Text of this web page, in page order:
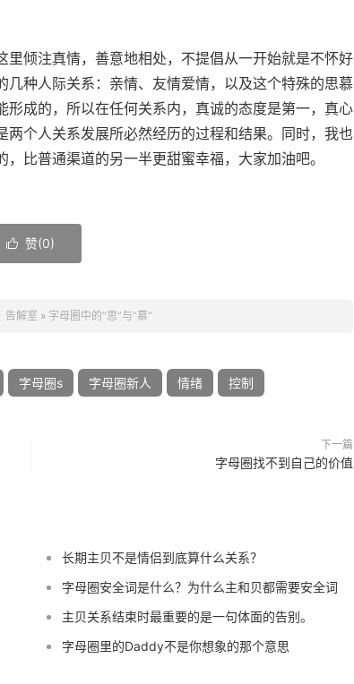
倾注真情，善意地相处，不提倡从一开始就是不怀好
种人际关系：亲情、友情爱情，以及这个特殊的思慕
成的，所以在任何关系内，真诚的态度是第一，真心
个人关系发展所必然经历的过程和结果。同时，我也
比普通渠道的另一半更甜蜜幸福，大家加油吧。
 赞(0)
告解室 » 字母圈中的“思”与”慕”
字母圈s 字母圈新人 情绪 控制
下一篇
字母圈找不到自己的价值
长期主贝不是情侣到底算什么关系？
字母圈安全词是什么？为什么主和贝都需要安全词
主贝关系结束时最重要的是一句体面的告别。
字母圈里的Daddy不是你想象的那个意思